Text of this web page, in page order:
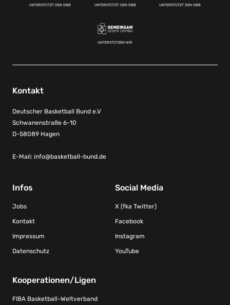
UNTERSTÜTZT DEN DBB UNTERSTÜTZT DEN DBB UNTERSTÜTZT DEN DBB
UNTERSTÜTZEN WIR
Kontakt
Deutscher Basketball Bund e.V
Schwanenstraße 6-10
D-58089 Hagen
E-Mail: info@basketball-bund.de
Infos
Jobs
Kontakt
Impressum
Datenschutz
Social Media
X (fka Twitter)
Facebook
Instagram
YouTube
Kooperationen/Ligen
FIBA Basketball-Weltverband